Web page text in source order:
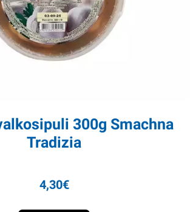
300g Smachna
Tradizia
4,30€